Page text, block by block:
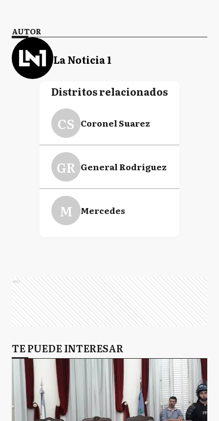
AUTOR
La Noticia 1
Distritos relacionados
CS Coronel Suarez
GR General Rodríguez
M Mercedes
Ads
TE PUEDE INTERESAR